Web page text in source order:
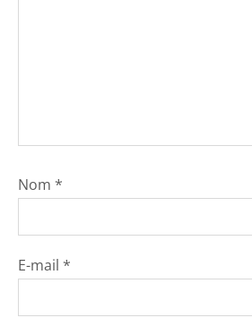
Nom *
E-mail *